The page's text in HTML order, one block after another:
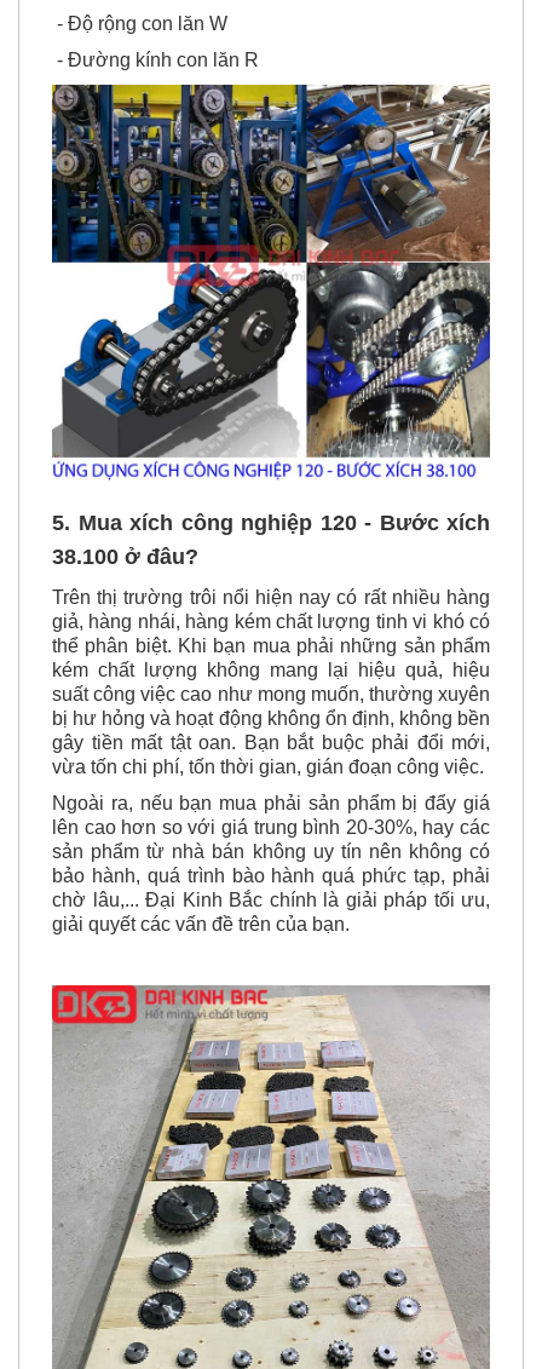
- Độ rộng con lăn W
- Đường kính con lăn R
5. Mua xích công nghiệp 120 - Bước xích
38.100 ở đâu?
Trên thị trường trôi nổi hiện nay có rất nhiều hàng
giả, hàng nhái, hàng kém chất lượng tinh vi khó có
thể phân biệt. Khi bạn mua phải những sản phẩm
kém chất lượng không mang lại hiệu quả, hiệu
suất công việc cao như mong muốn, thường xuyên
bị hư hỏng và hoạt động không ổn định, không bền
gây tiền mất tật oan. Bạn bắt buộc phải đổi mới,
vừa tốn chi phí, tốn thời gian, gián đoạn công việc.
Ngoài ra, nếu bạn mua phải sản phẩm bị đẩy giá
lên cao hơn so với giá trung bình 20-30%, hay các
sản phẩm từ nhà bán không uy tín nên không có
bảo hành, quá trình bào hành quá phức tạp, phải
chờ lâu,... Đại Kinh Bắc chính là giải pháp tối ưu,
giải quyết các vấn đề trên của bạn.